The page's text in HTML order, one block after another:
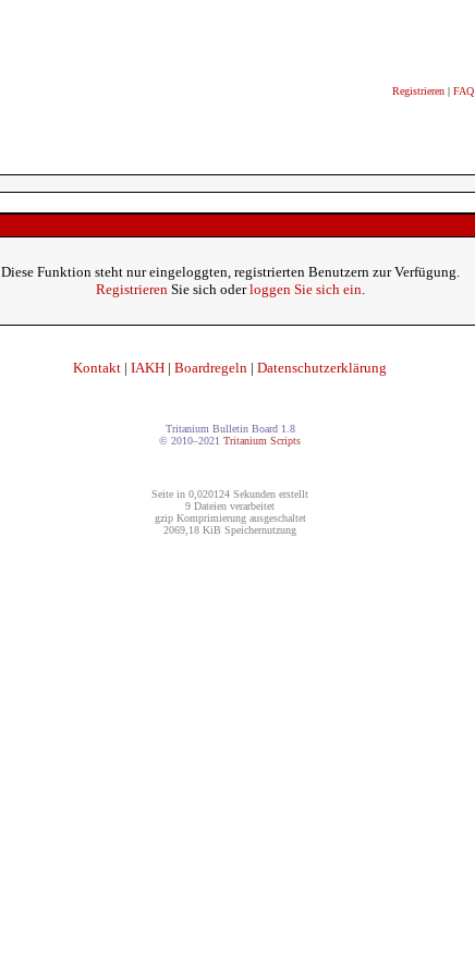
Registrieren | FAQ
Diese Funktion steht nur eingeloggten, registrierten Benutzern zur Verfügung.
RegistrierenSie sich oderloggen Sie sich ein.
Kontakt | IAKH | Boardregeln | Datenschutzerklärung
Tritanium Bulletin Board 1.8
© 2010–2021 Tritanium Scripts
Seite in 0,020124 Sekunden erstellt
9 Dateien verarbeitet
gzip Komprimierung ausgeschaltet
2069,18 KiB Speichernutzung